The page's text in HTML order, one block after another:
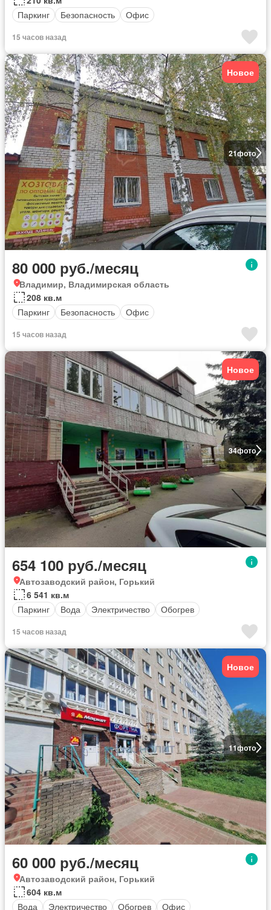
Паркинг
Безопасность Офис
15 часов назад
21фото
Новое
80 000 руб./месяц
Владимир, Владимирская область
208 кв.м
Паркинг
Безопасность Офис
15 часов назад
34фото
Новое
654 100 руб./месяц
Автозаводский район, Горький
6 541 кв.м
Паркинг
Вода Электричество Обогрев
15 часов назад
11фото
Новое
60 000 руб./месяц
Автозаводский район, Горький
604 кв.м
Вода
Электричество Обогрев Офис